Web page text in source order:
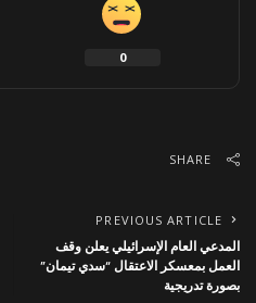
0
SHARE
PREVIOUS ARTICLE
المدعي العام الإسرائيلي يعلن وقف
العمل بمعسكر الاعتقال “سدي تيمان”
بصورة تدريجية